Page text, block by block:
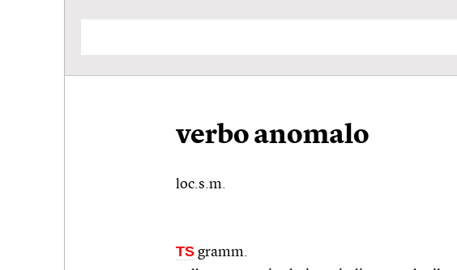
verbo anomalo
loc.s.m.
TS gramm.